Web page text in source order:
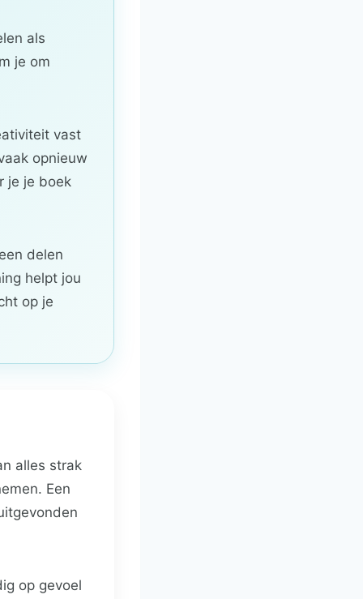
als
je om
vast
opnieuw
je je boek
delen
helpt jou
op je
alles strak
Een
op gevoel